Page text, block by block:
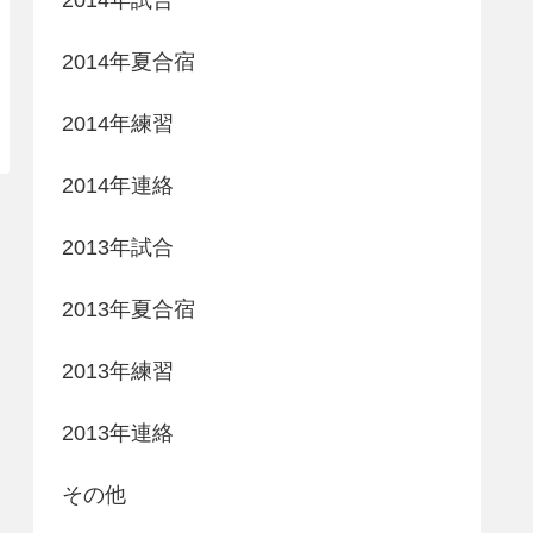
2014年夏合宿
2014年練習
2014年連絡
2013年試合
2013年夏合宿
2013年練習
2013年連絡
その他